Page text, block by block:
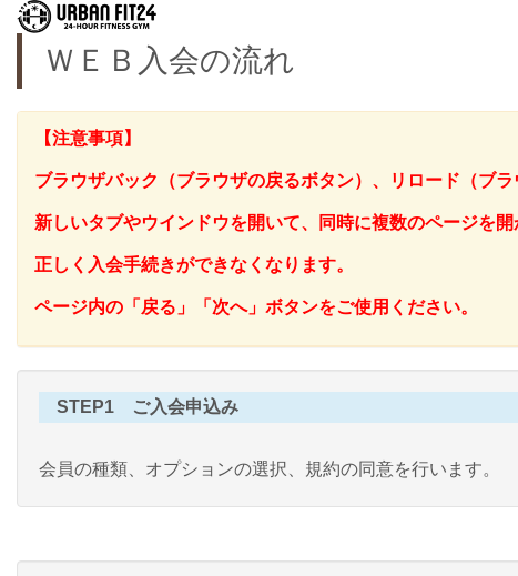
ＷＥＢ入会の流れ
【注意事項】
ブラウザバック（ブラウザの戻るボタン）、リロード（ブ
新しいタブやウインドウを開いて、同時に複数のページを開
正しく入会手続きができなくなります。
ページ内の「戻る」「次へ」ボタンをご使用ください。
STEP1 ご入会申込み
会員の種類、オプションの選択、規約の同意を行います。